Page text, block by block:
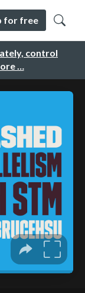
control
…
for free